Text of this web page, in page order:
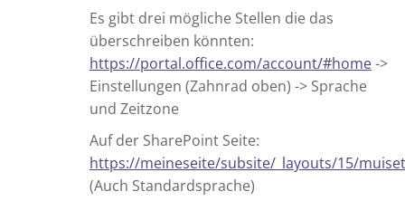
Es gibt drei mögliche Stellen die das
überschreiben könnten:
https://portal.office.com/account/#home->
Einstellungen (Zahnrad oben) -> Sprache
und Zeitzone
Auf der SharePoint Seite:
https://meineseite/subsite/_layouts/15/
(Auch Standardsprache)